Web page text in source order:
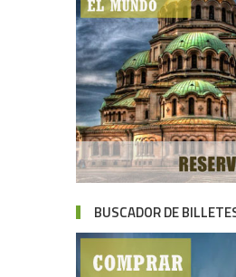
BUSCADOR DE